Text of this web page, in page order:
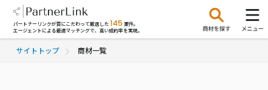
パートナーリンクが質にこだわって厳選した 145 案件。
エージェントによる最適マッチングで、高い成約率を実現。
サイトトップ 商材一覧